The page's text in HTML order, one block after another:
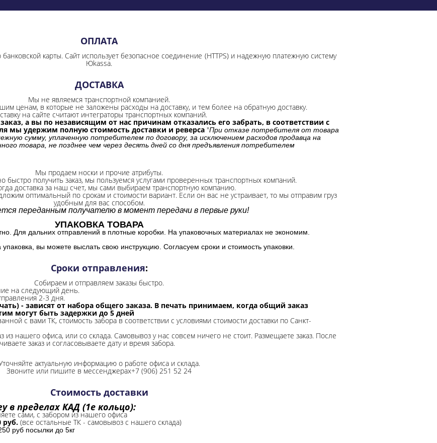
ОПЛАТА
карты. Сайт использует безопасное соединение (HTTPS) и надежную платежную систему
Юkassa.
ДОСТАВКА
Мы не являемся транспортной компанией.
ценам, в которые не заложены расходы на доставку, и тем более на обратную доставку.
на сайте считают интеграторы транспортных компаний.
а вы по независящим от нас причинам отказались его забрать, в соответствии с
мы удержим полную стоимость доставки и реверса "При отказе потребителя от товара
сумму, уплаченную потребителем по договору, за исключением расходов продавца на
товара, не позднее чем через десять дней со дня предъявления потребителем
Мы продаем носки и прочие атрибуты.
быстро получить заказ, мы пользуемся услугами проверенных транспортных компаний.
доставка за наш счет, мы сами выбираем транспортную компанию.
оптимальный по срокам и стоимости вариант. Если он вас не устраивает, то мы отправим груз
удобным для вас способом.
переданным получателю в момент передачи в первые руки!
УПАКОВКА ТОВАРА
Для дальних отправлений в плотные коробки. На упаковочных материалах не экономим.
вы можете выслать свою инструкцию. Согласуем сроки и стоимость упаковки.
Сроки отправления:
Собираем и отправляем заказы быстро.
на следующий день.
2-3 дня.
- зависят от набора общего заказа. В печать принимаем, когда общий заказ
могут быть задержки до 5 дней
с вами ТК, стоимость забора в соответствии с условиями стоимости доставки по Санкт-
из нашего офиса, или со склада. Самовывоз у нас совсем ничего не стоит. Размещаете заказ. После
заказ и согласовываете дату и время забора.
актуальную информацию о работе офиса и склада.
Звоните или пишите в мессенджерах+7 (906) 251 52 24
Стоимость доставки
в пределах КАД (1е кольцо):
сами, с забором из нашего офиса
руб. (все остальные ТК - самовывоз с нашего склада)
руб посылки до 5кг